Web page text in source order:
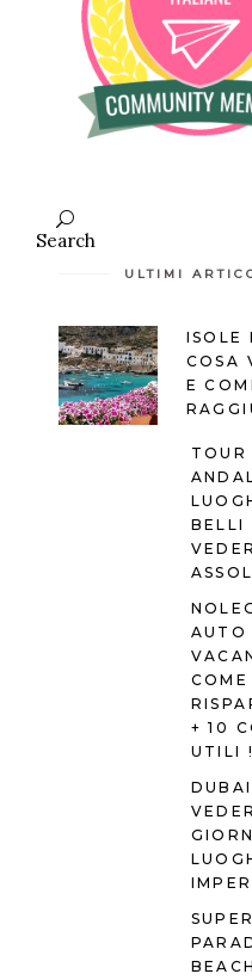
Search
ULTIMI
ISOLE
COSA
E
TOUR
BELLI
AUTO
COME
+ 10
UTILI !
SUPER
BEACH